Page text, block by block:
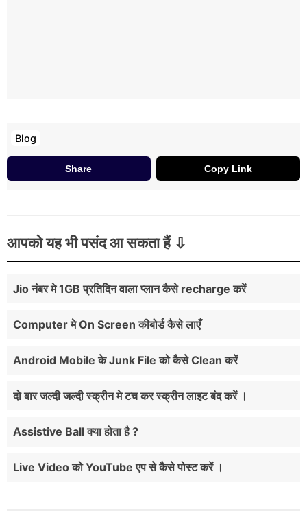
Blog
Share Copy Link
आपको यह भी पसंद आ सकता हैं
Jio नंबर मे 1GB प्रतिदिन वाला प्लान कैसे recharge करें
Computer मे On Screen कीबोर्ड कैसे लाएँ
Android Mobile के Junk File को कैसे Clean करें
दो बार जल्दी जल्दी स्क्रीन मे टच कर स्क्रीन लाइट बंद करें ।
Assistive Ball क्या होता है ?
Live Video को YouTube एप से कैसे पोस्ट करें ।